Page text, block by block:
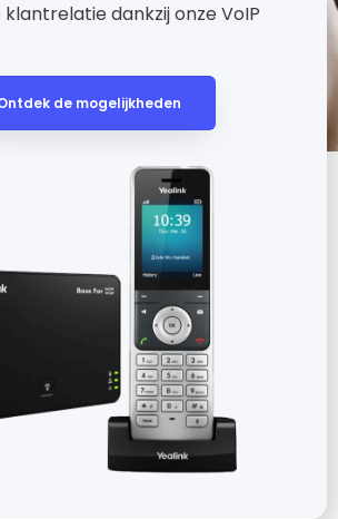
dankzij onze VoIP
de mogelijkheden